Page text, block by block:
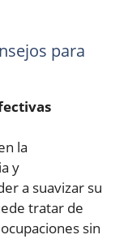
para
la
y
a suavizar su
tratar de
sin